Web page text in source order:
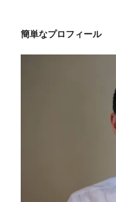
簡単なプロフィール